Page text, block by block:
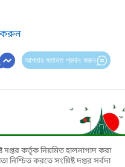
করুন
আপনার মতামত প্রদান করুন
কর্তৃক নিয়মিত হালনাগাদ করা
নিশ্চিত করতে সংশ্লিষ্ট দপ্তর সর্বদা